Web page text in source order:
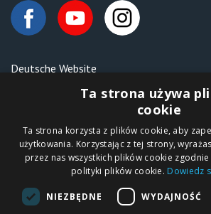
Deutsche Website
Malen nach Zahlen Ipicasso.de
IPICASSO Sp. z o.o.
ul. Słoneczna 194,
05-506 Kolonia
Ta strona używa
cookie
Ta strona korzysta z plików cookie, aby
użytkowania. Korzystając z tej strony,
przez nas wszystkich plików cookie
polityki plików cookie. Dowiedz
NIEZBĘDNE WYDAJNOŚĆ